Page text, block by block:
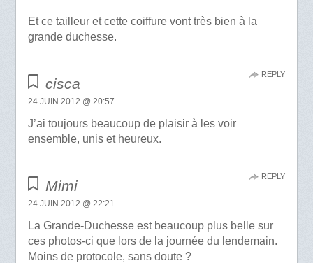
Et ce tailleur et cette coiffure vont très bien à la
grande duchesse.
cisca
24 JUIN 2012 @ 20:57
J’ai toujours beaucoup de plaisir à les voir
ensemble, unis et heureux.
REPLY
Mimi
24 JUIN 2012 @ 22:21
La Grande-Duchesse est beaucoup plus belle sur
ces photos-ci que lors de la journée du lendemain.
Moins de protocole, sans doute ?
REPLY